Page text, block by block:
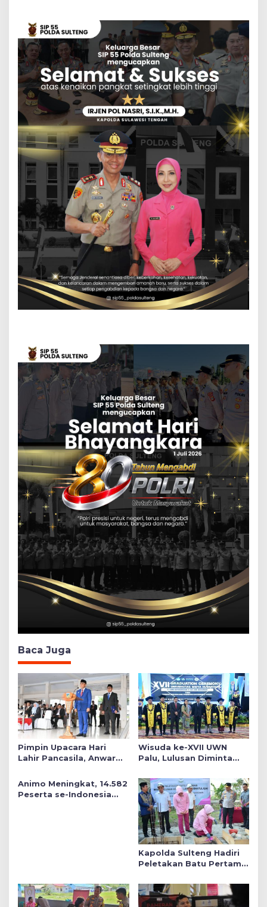
Baca Juga
Pimpin Upacara Hari
Lahir Pancasila, Anwar
Sosial dalam Kebijakan
Publik
Wisuda ke-XVII UWN
Palu, Lulusan Diminta
Daerah
Animo Meningkat, 14.582
Peserta se-Indonesia
Kapolda Sulteng Hadiri
Peletakan Batu Pertama
di Sekolah YKB